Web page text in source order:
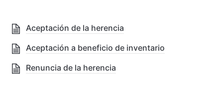
Aceptación de la herencia
Aceptación a beneficio de inventario
Renuncia de la herencia